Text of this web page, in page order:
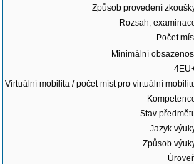
Způsob provedení
Rozsah,
Počet
Minimální
Virtuální mobilita / počet míst pro virtuální
Stav
Jazyk
Způsob